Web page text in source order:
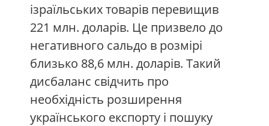
ізраїльських товарів перевищив
221 млн. доларів. Це призвело до
негативного сальдо в розмірі
близько 88,6 млн. доларів. Такий
дисбаланс свідчить про
необхідність розширення
українського експорту і пошуку